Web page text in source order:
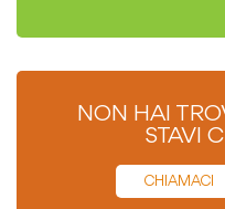
NON HAI
STAVI
CHIAMACI